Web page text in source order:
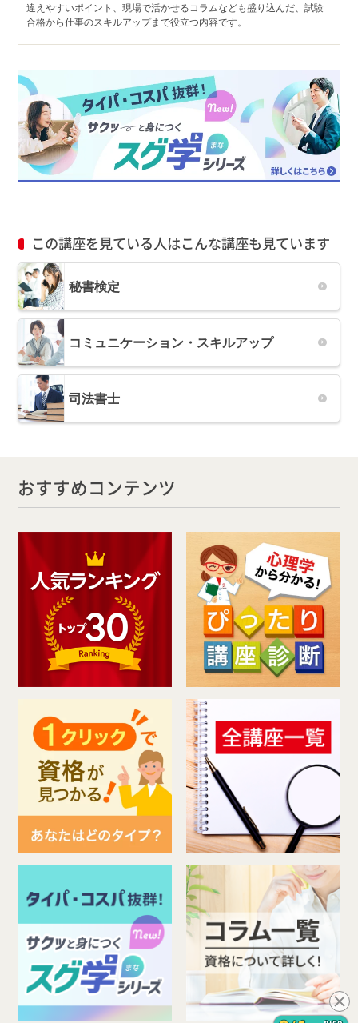
違えやすいポイント、現場で活かせるコラムなども盛り込んだ、試験
合格から仕事のスキルアップまで役立つ内容です。
この講座を見ている人はこんな講座も見ています
秘書検定
コミュニケーション・スキルアップ
司法書士
おすすめコンテンツ